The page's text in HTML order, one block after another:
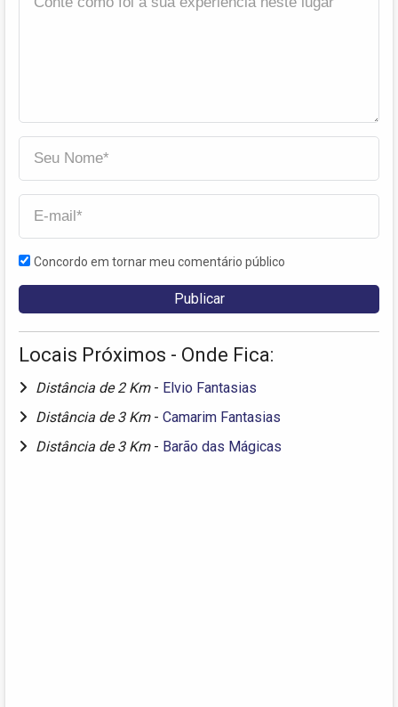
Concordo em tornar meu comentário público
Locais Próximos - Onde Fica:
Distância de 2 Km - Elvio Fantasias
Distância de 3 Km - Camarim Fantasias
Distância de 3 Km - Barão das Mágicas